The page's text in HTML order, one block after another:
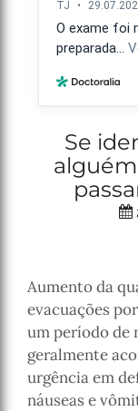
Se
Aumento da
evacuações
um período de
geralmente
urgência em
náuseas e